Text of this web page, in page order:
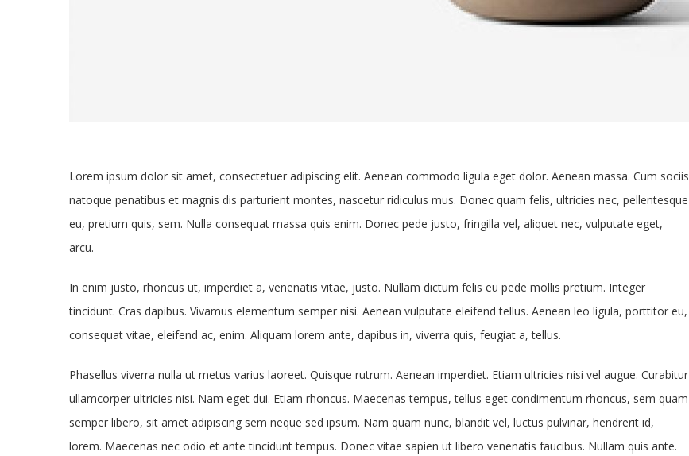
Lorem ipsum dolor sit amet, consectetuer adipiscing elit. Aenean commodo ligula eget dolor. Aenean massa. Cum sociis
natoque penatibus et magnis dis parturient montes, nascetur ridiculus mus. Donec quam felis, ultricies nec, pellentesque
eu, pretium quis, sem. Nulla consequat massa quis enim. Donec pede justo, fringilla vel, aliquet nec, vulputate eget,
arcu.
In enim justo, rhoncus ut, imperdiet a, venenatis vitae, justo. Nullam dictum felis eu pede mollis pretium. Integer
tincidunt. Cras dapibus. Vivamus elementum semper nisi. Aenean vulputate eleifend tellus. Aenean leo ligula, porttitor eu,
consequat vitae, eleifend ac, enim. Aliquam lorem ante, dapibus in, viverra quis, feugiat a, tellus.
Phasellus viverra nulla ut metus varius laoreet. Quisque rutrum. Aenean imperdiet. Etiam ultricies nisi vel augue. Curabitur
ullamcorper ultricies nisi. Nam eget dui. Etiam rhoncus. Maecenas tempus, tellus eget condimentum rhoncus, sem quam
semper libero, sit amet adipiscing sem neque sed ipsum. Nam quam nunc, blandit vel, luctus pulvinar, hendrerit id,
lorem. Maecenas nec odio et ante tincidunt tempus. Donec vitae sapien ut libero venenatis faucibus. Nullam quis ante.